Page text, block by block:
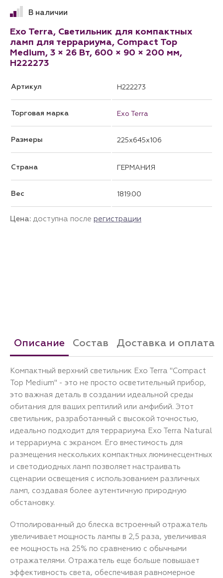
В наличии
Exo Terra, Светильник для компактных
ламп для террариума, Compact Top
Medium, 3 × 26 Вт, 600 × 90 × 200 мм,
H222273
Артикул H222273
Торговая марка Exo Terra
Размеры 225x645x106
Страна ГЕРМАНИЯ
Вес 1819.00
Цена: доступна после регистрации
Описание Состав Доставка и оплата
Компактный верхний светильник Exo Terra "Compact
Top Medium" - это не просто осветительный прибор,
это важная деталь в создании идеальной среды
обитания для ваших рептилий или амфибий. Этот
светильник, разработанный с высокой точностью,
идеально подходит для террариума Exo Terra Natural
и террариума с экраном. Его вместимость для
размещения нескольких компактных люминесцентных
и светодиодных ламп позволяет настраивать
сценарии освещения с использованием различных
ламп, создавая более аутентичную природную
обстановку.
Отполированный до блеска встроенный отражатель
увеличивает мощность лампы в 2,5 раза, увеличивая
ее мощность на 25% по сравнению с обычными
отражателями. Отражатель еще больше повышает
эффективность света, обеспечивая равномерное